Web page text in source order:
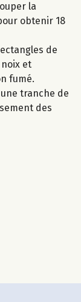
la
obtenir 18
de
et
fumé.
tranche de
des